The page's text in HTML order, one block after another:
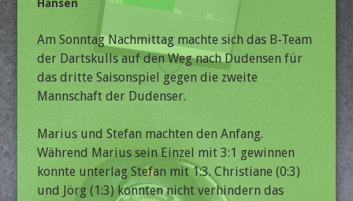
Hansen
Am Sonntag Nachmittag machte sich das B-Team
der Dartskulls auf den Weg nach Dudensen für
das dritte Saisonspiel gegen die zweite
Mannschaft der Dudenser.
Marius und Stefan machten den Anfang.
Während Marius sein Einzel mit 3:1 gewinnen
konnte unterlag Stefan mit 1:3. Christiane (0:3)
und Jörg (1:3) konnten nicht verhindern das